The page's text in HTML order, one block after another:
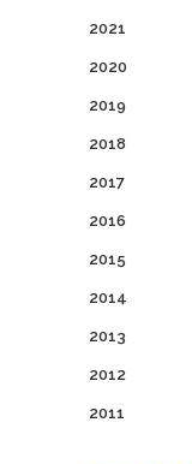
2021
2020
2019
2018
2017
2016
2015
2014
2013
2012
2011